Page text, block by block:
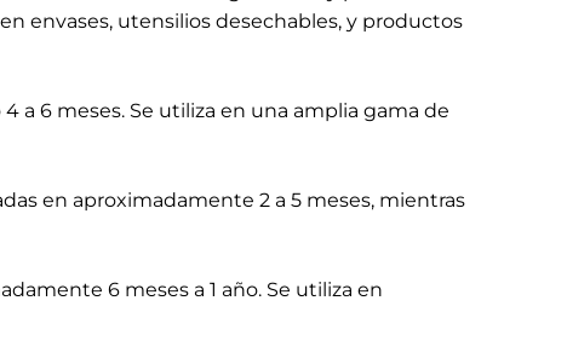
envases, utensilios desechables, y productos
a 6 meses. Se utiliza en una amplia gama de
en aproximadamente 2 a 5 meses, mientras
6 meses a 1 año. Se utiliza en